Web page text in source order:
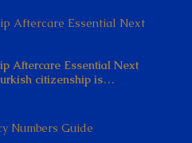
Aftercare Essential Next
Aftercare Essential Next
citizenship is…
Numbers Guide